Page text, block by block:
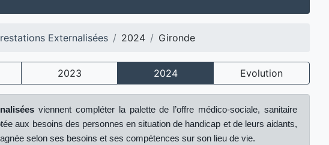
Externalisées 2024 Gironde
2023 2024 Evolution
viennent compléter la palette de l’offre médico-sociale, sanitaire
aux besoins des personnes en situation de handicap et de leurs aidants,
selon ses besoins et ses compétences sur son lieu de vie.